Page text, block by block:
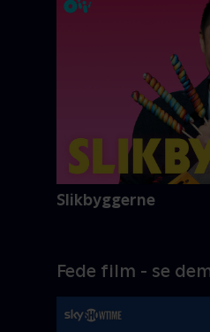
Slikbyggerne
Fede film - se